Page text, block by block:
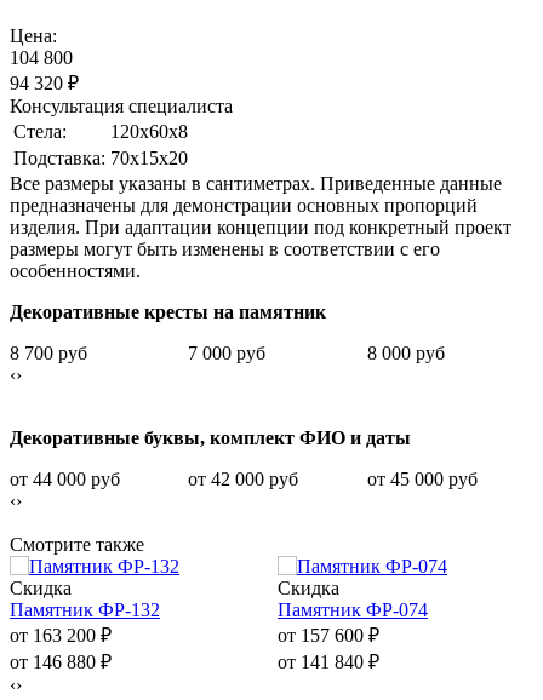
Цена:
104 800
94 320 ₽
Консультация специалиста
Стела:
120х60х8
Подставка: 70х15х20
Все размеры указаны в сантиметрах. Приведенные данные
предназначены для демонстрации основных пропорций
изделия. При адаптации концепции под конкретный проект
размеры могут быть изменены в соответствии с его
особенностями.
Декоративные кресты на памятник
8 700 руб
7 000 руб
8 000 руб
‹›
Декоративные буквы, комплект ФИО и даты
от 44 000 руб
от 42 000 руб
от 45 000 руб
‹›
Смотрите также
Скидка
Памятник ФР-132
от 163 200 ₽
от 146 880 ₽
Скидка
Памятник ФР-074
от 157 600 ₽
от 141 840 ₽
‹›